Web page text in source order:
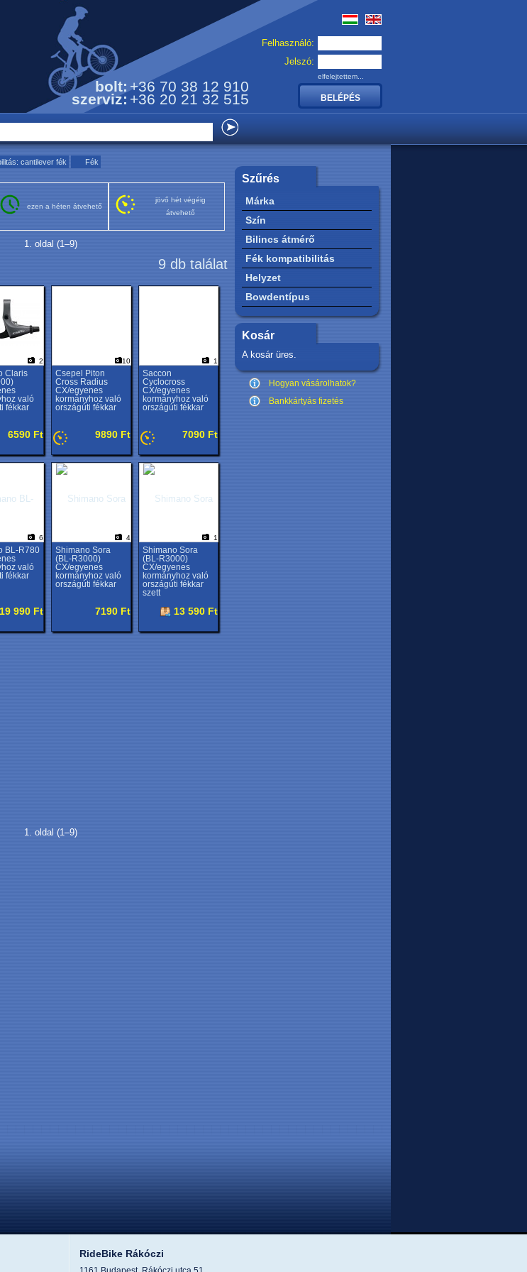
bolt: +36 70 38 12 910
szerviz: +36 20 21 32 515
Felhasználó:
Jelszó:
elfelejtettem...
cantilever fék Fék
ezen a héten átvehető
jövő hét végéig
átvehető
1. oldal (1–9)
9 db találat
2
Claris
való
fékkar
6590 Ft
10
Csepel Piton
Cross Radius
CX/egyenes
kormányhoz való
országúti fékkar
9890 Ft
1
Saccon
Cyclocross
CX/egyenes
kormányhoz való
országúti fékkar
7090 Ft
6
BL-R780
való
fékkar
19 990 Ft
4
Shimano Sora
(BL-R3000)
CX/egyenes
kormányhoz való
országúti fékkar
7190 Ft
1
Shimano Sora
(BL-R3000)
CX/egyenes
kormányhoz való
országúti fékkar
szett
13 590 Ft
1. oldal (1–9)
Szűrés
Márka
Szín
Bilincs átmérő
Fék kompatibilitás
Helyzet
Bowdentípus
Kosár
A kosár üres.
Hogyan vásárolhatok?
Bankkártyás fizetés
RideBike Rákóczi